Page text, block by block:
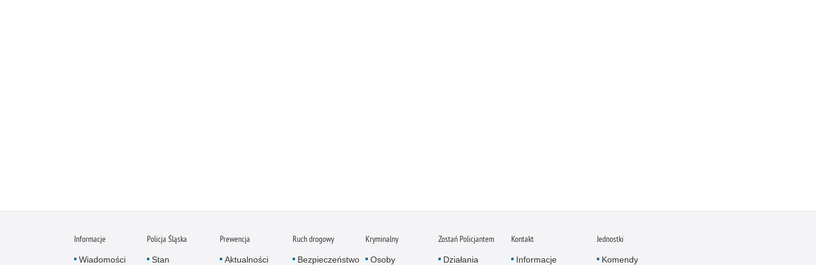
Informacje
Wiadomości
Policja Śląska
Stan
Prewencja
Aktualności
Ruch drogowy
Bezpieczeństwo
Kryminalny
Osoby
Zostań Policjantem
Działania
Kontakt
Informacje
Jednostki
Komendy